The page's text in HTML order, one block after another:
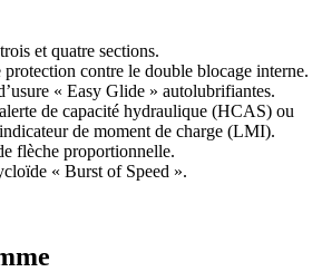
et quatre sections.
protection contre le double blocage interne.
« Easy Glide » autolubrifiantes.
de capacité hydraulique (HCAS) ou
de moment de charge (LMI).
flèche proportionnelle.
« Burst of Speed ».